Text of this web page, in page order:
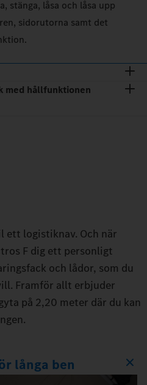
stänga, låsa och låsa upp
sidorutorna samt det
med hållfunktionen
ett logistiknav. Och när
F dig ett personligt
och lådor, som du
Framför allt erbjuder
på 2,20 meter där du kan
långa ben